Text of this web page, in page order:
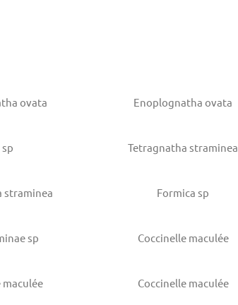
ovata Enoplognatha ovata
Tetragnatha straminea
straminea Formica sp
sp Coccinelle maculée
maculée Coccinelle maculée